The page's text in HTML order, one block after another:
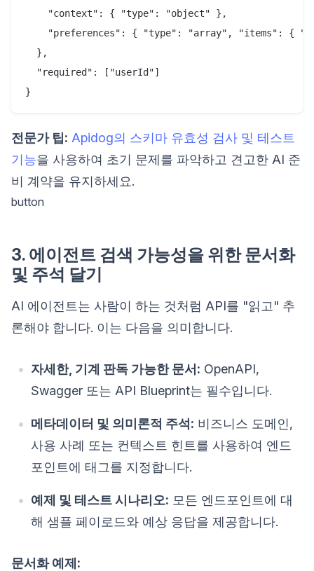
    "context": { "type": "object" },
"preferences": { "type": "array", "items": {
  },
  "required": ["userId"]
전문가 팁: Apidog의 스키마 유효성 검사 및 테스트
기능을 사용하여 초기 문제를 파악하고 견고한 AI 준
비 계약을 유지하세요.
button
3. 에이전트 검색 가능성을 위한 문서화
및 주석 달기
AI 에이전트는 사람이 하는 것처럼 API를 "읽고" 추
론해야 합니다. 이는 다음을 의미합니다.
자세한, 기계 판독 가능한 문서: OpenAPI,
Swagger 또는 API Blueprint는 필수입니다.
메타데이터 및 의미론적 주석: 비즈니스 도메인,
사용 사례 또는 컨텍스트 힌트를 사용하여 엔드
포인트에 태그를 지정합니다.
예제 및 테스트 시나리오: 모든 엔드포인트에 대
해 샘플 페이로드와 예상 응답을 제공합니다.
문서화 예제: